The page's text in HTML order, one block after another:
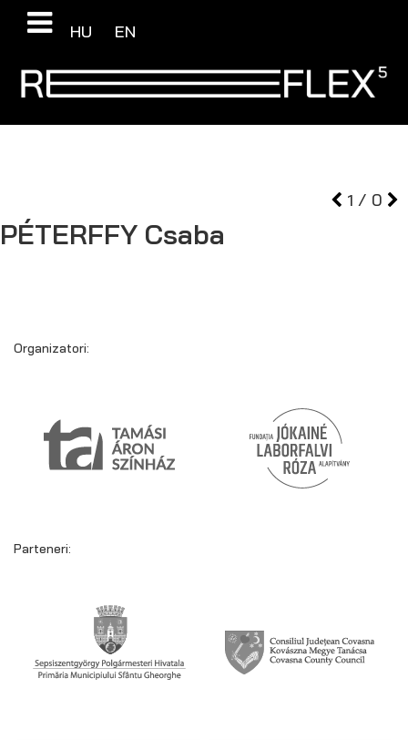
HU EN
1 / 0
PÉTERFFY Csaba
Organizatori:
Parteneri: